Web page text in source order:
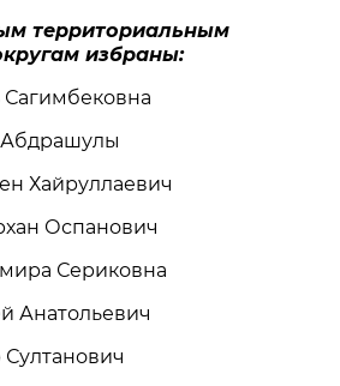
территориальным
избраны:
Сагимбековна
Абдрашулы
Хайруллаевич
Оспанович
Сериковна
Анатольевич